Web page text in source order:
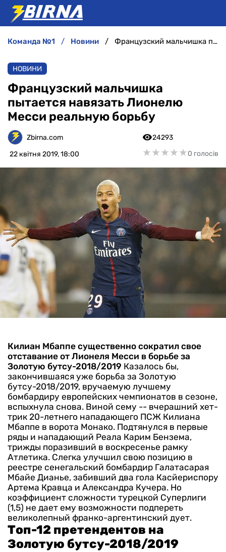
АНАЛІТИКА
ІНТЕРВ'Ю
РІЗНЕ
команда №1 новини Французский мальчишка пытается навязать Лионелю Месси реальную борьбу
НОВИНИ
Французский мальчишка
пытается навязать Лионелю
Месси реальную борьбу
Zbirna.com
22 квітня 2019, 18:00
24293
★★★★★
★★★★★0 голосів
Килиан Мбаппе существенно сократил свое
отставание от Лионеля Месси в борьбе за
Золотую бутсу-2018/2019 Казалось бы,
закончившаяся уже борьба за Золотую
бутсу-2018/2019, вручаемую лучшему
бомбардиру европейских чемпионатов в сезоне,
вспыхнула снова. Виной сему -- вчерашний хет-
трик 20-летнего нападающего ПСЖ Килиана
Мбаппе в ворота Монако. Подтянулся в первые
ряды и нападающий Реала Карим Бензема,
трижды поразивший в воскресенье рамку
Атлетика. Слегка улучшил свою позицию в
реестре сенегальский бомбардир Галатасарая
Мбайе Дианье, забивший два гола Касйериспору
Артема Кравца и Александра Кучера. Но
коэффициент сложности турецкой Суперлиги
(1,5) не дает ему возможности подпереть
великолепный франко-аргентинский дует.
Топ-12 претендентов на
Золотую бутсу-2018/2019